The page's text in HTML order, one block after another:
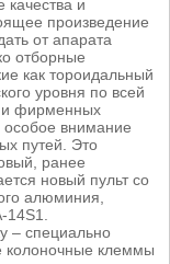
качества и
произведение
от апарата
отборные
как тороидальный
уровня по всей
и фирменных
внимание
путей. Это
ранее
новый пульт со
алюминия,
– специально
колоночные клеммы